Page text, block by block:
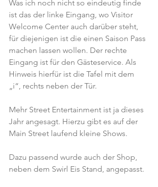
Was ich noch nicht so eindeutig finde
ist das der linke Eingang, wo Visitor
Welcome Center auch darüber steht,
für diejenigen ist die einen Saison Pass
machen lassen wollen. Der rechte
Eingang ist für den Gästeservice. Als
Hinweis hierfür ist die Tafel mit dem
„i“, rechts neben der Tür.
Mehr Street Entertainment ist ja dieses
Jahr angesagt. Hierzu gibt es auf der
Main Street laufend kleine Shows.
Dazu passend wurde auch der Shop,
neben dem Swirl Eis Stand, angepasst.